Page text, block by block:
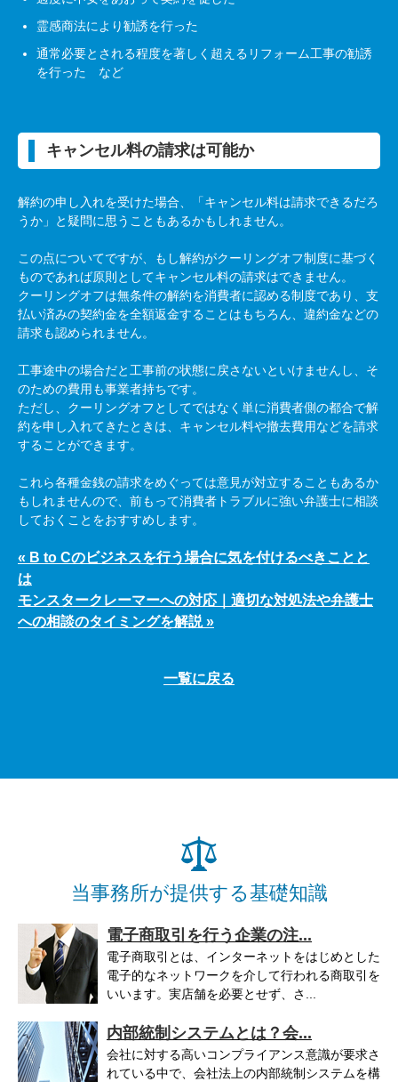
霊感商法により勧誘を行った
通常必要とされる程度を著しく超えるリフォーム工事の勧誘
を行った など
キャンセル料の請求は可能か
解約の申し入れを受けた場合、「キャンセル料は請求できるだろ
うか」と疑問に思うこともあるかもしれません。
この点についてですが、もし解約がクーリングオフ制度に基づく
ものであれば原則としてキャンセル料の請求はできません。
クーリングオフは無条件の解約を消費者に認める制度であり、支
払い済みの契約金を全額返金することはもちろん、違約金などの
請求も認められません。
工事途中の場合だと工事前の状態に戻さないといけませんし、そ
のための費用も事業者持ちです。
ただし、クーリングオフとしてではなく単に消費者側の都合で解
約を申し入れてきたときは、キャンセル料や撤去費用などを請求
することができます。
これら各種金銭の請求をめぐっては意見が対立することもあるか
もしれませんので、前もって消費者トラブルに強い弁護士に相談
しておくことをおすすめします。
« B to Cのビジネスを行う場合に気を付けるべきことと
は
モンスタークレーマーへの対応｜適切な対処法や弁護士
への相談のタイミングを解説 »
一覧に戻る
当事務所が提供する基礎知識
電子商取引を行う企業の注...
電子商取引とは、インターネットをはじめとした
電子的なネットワークを介して行われる商取引を
いいます。実店舗を必要とせず、さ...
内部統制システムとは？会...
会社に対する高いコンプライアンス意識が要求さ
れている中で、会社法上の内部統制システムを構